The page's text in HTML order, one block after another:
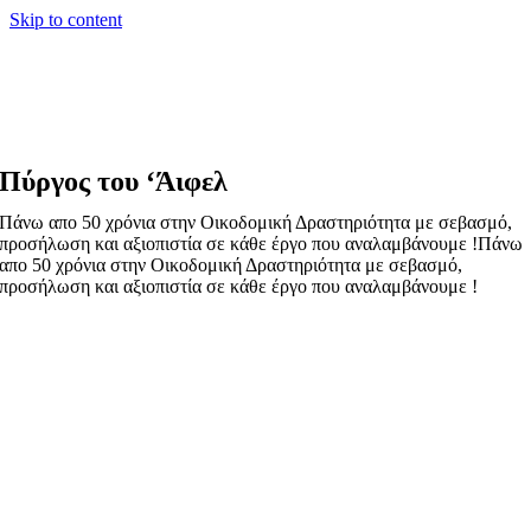
Skip to content
Πύργος του ‘Άιφελ
Πάνω απο 50 χρόνια στην Οικοδομική Δραστηριότητα με σεβασμό,
προσήλωση και αξιοπιστία σε κάθε έργο που αναλαμβάνουμε !Πάνω
απο 50 χρόνια στην Οικοδομική Δραστηριότητα με σεβασμό,
προσήλωση και αξιοπιστία σε κάθε έργο που αναλαμβάνουμε !